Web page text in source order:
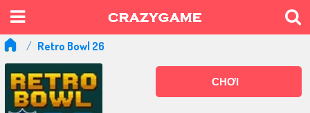
Retro Bowl 26
CHƠI